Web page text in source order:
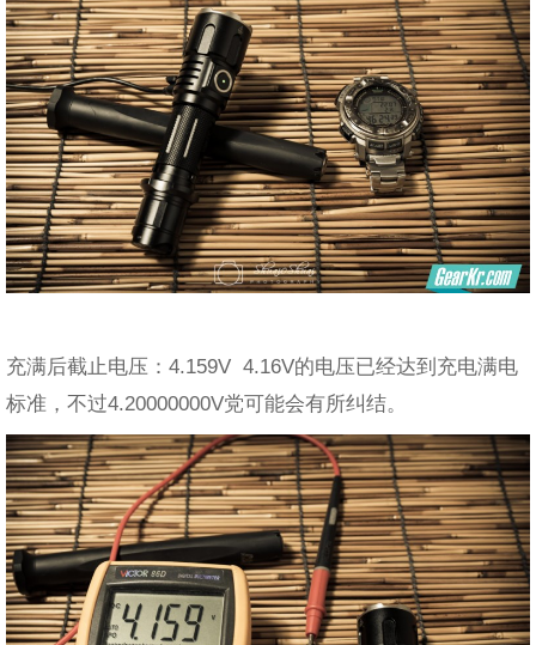
充满后截止电压：4.159V 4.16V的电压已经达到充电满电
标准，不过4.20000000V党可能会有所纠结。